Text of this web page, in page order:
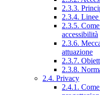
2.3.3.
2.3.4. Linee
2.3.5.
accessibilità
2.3.6.
attuazione
2.3.7.
2.3.8.
2.4. Privacy
2.4.1.